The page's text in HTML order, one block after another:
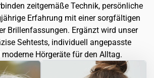
zeitgemäße Technik, persönliche
Erfahrung mit einer sorgfältigen
Brillenfassungen. Ergänzt wird unser
Sehtests, individuell angepasste
Hörgeräte für den Alltag.